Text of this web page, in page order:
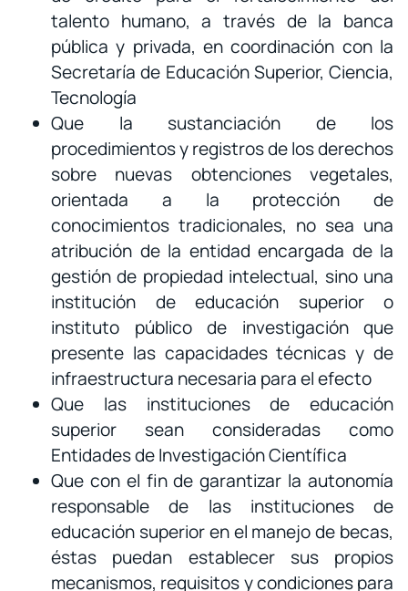
talento humano, a través de la banca
pública y privada, en coordinación con la
Secretaría de Educación Superior, Ciencia,
Tecnología
Que la sustanciación de los
procedimientos y registros de los derechos
sobre nuevas obtenciones vegetales,
orientada a la protección de
conocimientos tradicionales, no sea una
atribución de la entidad encargada de la
gestión de propiedad intelectual, sino una
institución de educación superior o
instituto público de investigación que
presente las capacidades técnicas y de
infraestructura necesaria para el efecto
Que las instituciones de educación
superior sean consideradas como
Entidades de Investigación Científica
Que con el fin de garantizar la autonomía
responsable de las instituciones de
educación superior en el manejo de becas,
éstas puedan establecer sus propios
mecanismos, requisitos y condiciones para